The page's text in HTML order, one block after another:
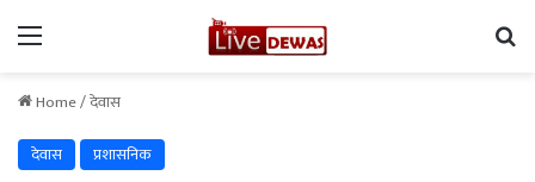
Menu
Home/देवास
देवास
प्रशासनिक